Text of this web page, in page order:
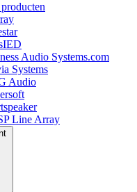
Audio Systems.com
Systems
Audio
Line Array